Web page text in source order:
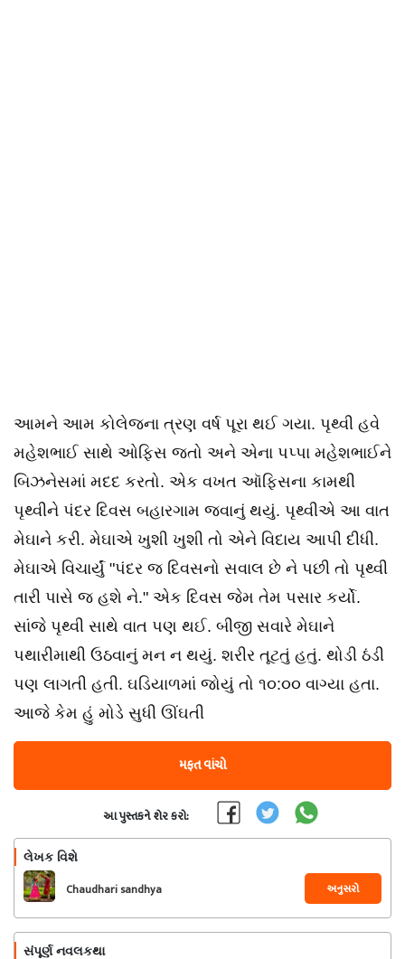
આમને આમ કોલેજના ત્રણ વર્ષ પૂરા થઈ ગયા. પૃથ્વી હવે
મહેશભાઈ સાથે ઓફિસ જતો અને એના પપ્પા મહેશભાઈને
બિઝનેસમાં મદદ કરતો. એક વખત ઑફિસના કામથી
પૃથ્વીને પંદર દિવસ બહારગામ જવાનું થયું. પૃથ્વીએ આ વાત
મેઘાને કરી. મેઘાએ ખુશી ખુશી તો એને વિદાય આપી દીધી.
મેઘાએ વિચાર્યું "પંદર જ દિવસનો સવાલ છે ને પછી તો પૃથ્વી
તારી પાસે જ હશે ને." એક દિવસ જેમ તેમ પસાર કર્યો.
સાંજે પૃથ્વી સાથે વાત પણ થઈ. બીજી સવારે મેઘાને
પથારીમાથી ઉઠવાનું મન ન થયું. શરીર તૂટતું હતું. થોડી ઠંડી
પણ લાગતી હતી. ઘડિયાળમાં જોયું તો ૧૦:૦૦ વાગ્યા હતા.
આજે કેમ હું મોડે સુધી ઊંઘતી
મફત વાંચો
આ પુસ્તકને શેર કરો:
લેખક વિશે
Chaudhari sandhya અનુસરો
સંપૂર્ણ નવલકથા